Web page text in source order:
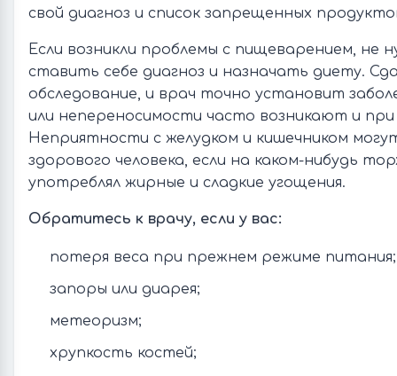
свой диагноз и список запрещенных
Если возникли проблемы с пищеварением, не
ставить себе диагноз и назначать диету.
обследование, и врач точно установит
или непереносимости часто возникают и при
Неприятности с желудком и кишечником
здорового человека, если на каком-нибудь
употреблял жирные и сладкие угощения.
Обратитесь к врачу, если у вас:
потеря веса при прежнем режиме питания;
запоры или диарея;
метеоризм;
хрупкость костей;